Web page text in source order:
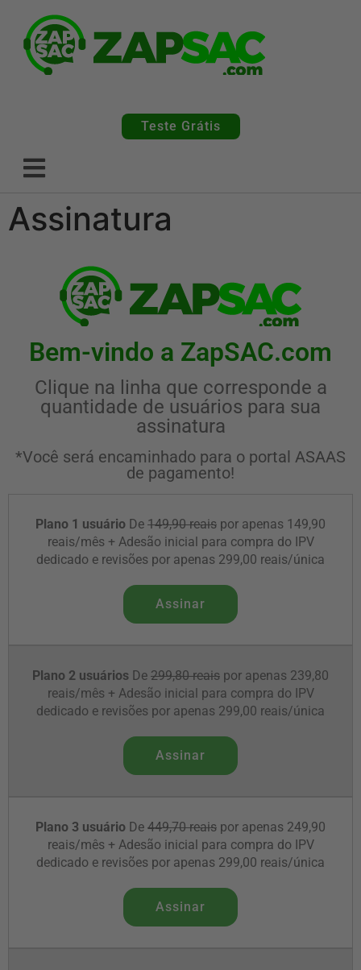
Teste Grátis
Assinatura
Bem-vindo a ZapSAC.com
Clique na linha que corresponde a
quantidade de usuários para sua
assinatura
*Você será encaminhado para o portal ASAAS
de pagamento!
Plano 1 usuário De 149,90 reais por apenas 149,90
reais/mês + Adesão inicial para compra do IPV
dedicado e revisões por apenas 299,00 reais/única
Assinar
Plano 2 usuários De 299,80 reais por apenas 239,80
reais/mês + Adesão inicial para compra do IPV
dedicado e revisões por apenas 299,00 reais/única
Assinar
Plano 3 usuário De 449,70 reais por apenas 249,90
reais/mês + Adesão inicial para compra do IPV
dedicado e revisões por apenas 299,00 reais/única
Assinar